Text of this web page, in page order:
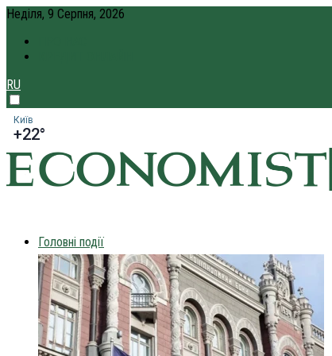
Неділя, 9 Серпня, 2026
RU
Київ
+22°
Головні події